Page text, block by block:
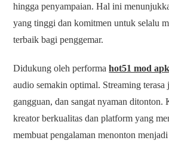
hingga penyampaian. Hal ini
yang tinggi dan komitmen untuk selalu
terbaik bagi penggemar.
Didukung oleh performahot51 mod apk
audio semakin optimal. Streaming
gangguan, dan sangat nyaman ditonton.
kreator berkualitas dan platform yang
membuat pengalaman menonton